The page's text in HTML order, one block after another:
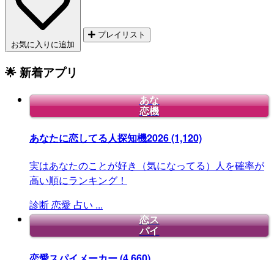
お気に入りに追加
プレイリスト
🌟 新着アプリ
あな
恋機
あなたに恋してる人探知機2026(1,120)
実はあなたのことが好き（気になってる）人を確率が
高い順にランキング！
診断恋愛 占い ...
恋ス
パイ